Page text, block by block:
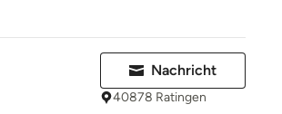
Nachricht
40878 Ratingen